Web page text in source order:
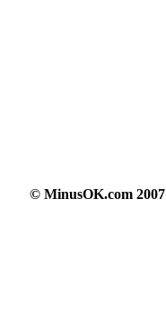
© MinusOK.com 2007